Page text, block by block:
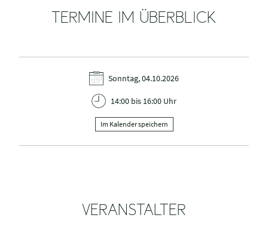
TERMINE IM ÜBERBLICK
Sonntag, 04.10.2026
14:00 bis 16:00 Uhr
Im Kalender speichern
VERANSTALTER